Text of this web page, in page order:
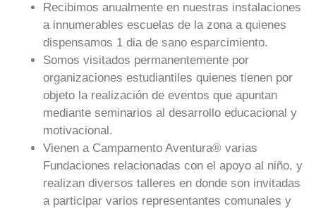
Recibimos anualmente en nuestras instalaciones
a innumerables escuelas de la zona a quienes
dispensamos 1 dia de sano esparcimiento.
Somos visitados permanentemente por
organizaciones estudiantiles quienes tienen por
objeto la realización de eventos que apuntan
mediante seminarios al desarrollo educacional y
motivacional.
Vienen a Campamento Aventura® varias
Fundaciones relacionadas con el apoyo al niño, y
realizan diversos talleres en donde son invitadas
a participar varios representantes comunales y